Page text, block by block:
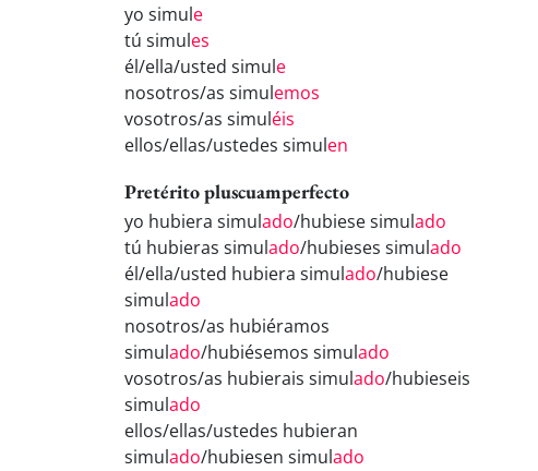
yo simule
tú simules
él/ella/usted simule
nosotros/as simulemos
vosotros/as simuléis
ellos/ellas/ustedes simulen
Pretérito pluscuamperfecto
yo hubiera simulado/hubiese simulado
tú hubieras simulado/hubieses simulado
él/ella/usted hubiera simulado/hubiese
simulado
nosotros/as hubiéramos
simulado/hubiésemos simulado
vosotros/as hubierais simulado/hubieseis
simulado
ellos/ellas/ustedes hubieran
simulado/hubiesen simulado